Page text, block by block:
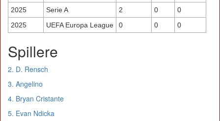
2025
Serie A 2 0
0
2025
UEFA Europa League 0 0 0
Spillere
2. D. Rensch
3. Angelino
4. Bryan Cristante
5. Evan Ndicka